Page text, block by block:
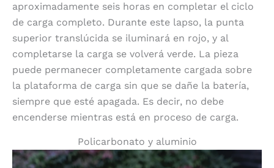
aproximadamente seis horas en completar el ciclo
de carga completo. Durante este lapso, la punta
superior translúcida se iluminará en rojo, y al
completarse la carga se volverá verde. La pieza
puede permanecer completamente cargada sobre
la plataforma de carga sin que se dañe la batería,
siempre que esté apagada. Es decir, no debe
encenderse mientras está en proceso de carga.
Policarbonato y aluminio